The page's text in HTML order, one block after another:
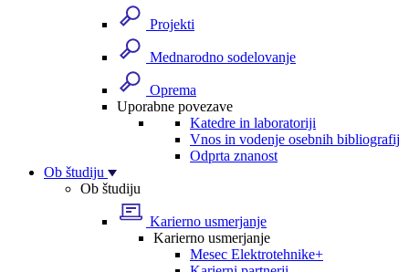
Projekti
Mednarodno sodelovanje
Oprema
Uporabne povezave
Katedre in laboratoriji
Vnos in vodenje osebnih bibliografij
Odprta znanost
Ob študiju
Ob študiju
Karierno usmerjanje
Karierno usmerjanje
Mesec Elektrotehnike+